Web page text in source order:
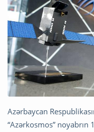
Azərbaycan
“Azərkosmos”